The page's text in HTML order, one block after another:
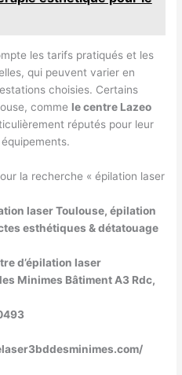
les tarifs pratiqués et les
qui peuvent varier en
choisies. Certains
comme le centre Lazeo
réputés pour leur
la recherche « épilation laser
laser Toulouse, épilation
esthétiques & détatouage
d’épilation laser
Minimes Bâtiment A3 Rdc,